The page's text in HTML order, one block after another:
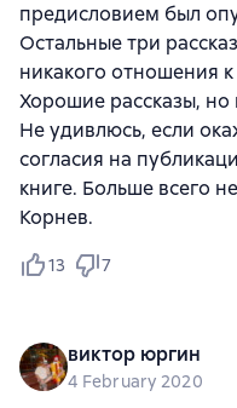
предисловием был
Остальные три
никакого отношения
Хорошие рассказы, но
Не удивлюсь, если
согласия на
книге. Больше всего
Корнев.
13 7
виктор юргин
4 February 2020